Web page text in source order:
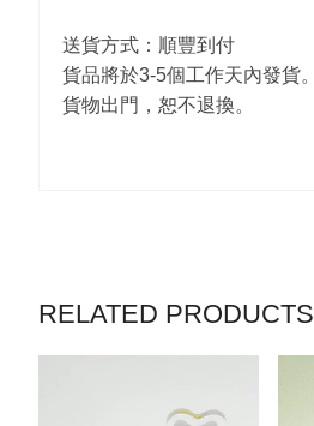
送貨方式：順豐到付
貨品將於3-5個工作天內發貨。
貨物出門，恕不退換。
RELATED PRODUCTS